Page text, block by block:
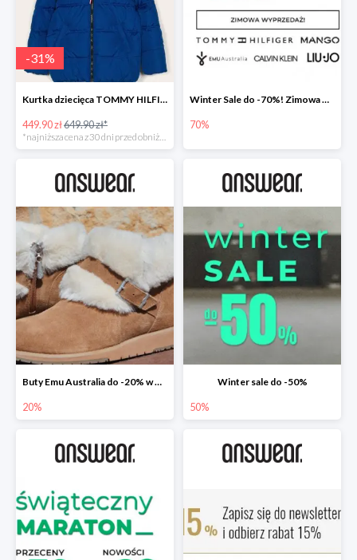
-31%
Kurtka dziecięca TOMMY HILFIGER
449.90 zł649.90 zł*
Winter Sale do -70%! Zimowa wyprzedaż w Answear!
70%
Buty Emu Australia do -20% w Answear
20%
Winter sale do -50%
50%